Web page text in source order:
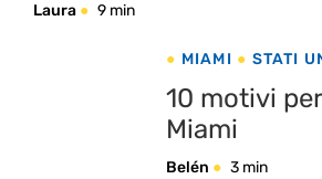
Laura 9 min
MIAMI STATI
10 motivi
Miami
Belén 3 min